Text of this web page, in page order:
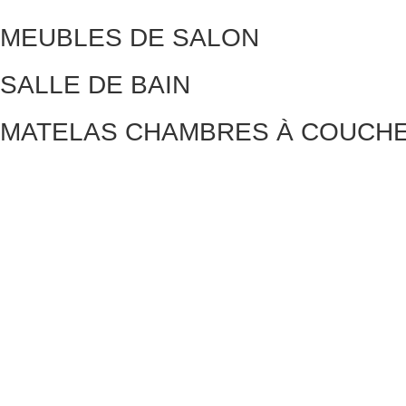
MEUBLES DE SALON
SALLE DE BAIN
MATELAS CHAMBRES À